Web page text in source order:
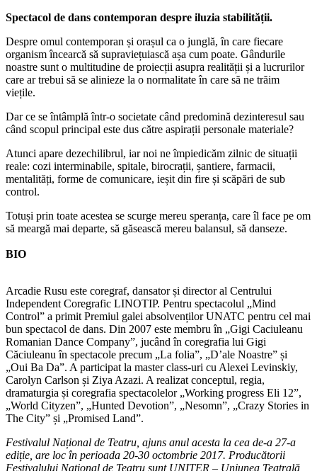
Spectacol de dans contemporan despre iluzia stabilității.
Despre omul contemporan și orașul ca o junglă, în care fiecare
organism încearcă să supraviețuiască așa cum poate. Gândurile
noastre sunt o multitudine de proiecții asupra realității și a lucrurilor
care ar trebui să se alinieze la o normalitate în care să ne trăim
viețile.
Dar ce se întâmplă într-o societate când predomină dezinteresul sau
când scopul principal este dus către aspirații personale materiale?
Atunci apare dezechilibrul, iar noi ne împiedicăm zilnic de situații
reale: cozi interminabile, spitale, birocrații, șantiere, farmacii,
mentalități, forme de comunicare, ieșit din fire și scăpări de sub
control.
Totuși prin toate acestea se scurge mereu speranța, care îl face pe om
să meargă mai departe, să găsească mereu balansul, să danseze.
BIO
Arcadie Rusu este coregraf, dansator și director al Centrului
Independent Coregrafic LINOTIP. Pentru spectacolul „Mind
Control” a primit Premiul galei absolvenților UNATC pentru cel mai
bun spectacol de dans. Din 2007 este membru în „Gigi Caciuleanu
Romanian Dance Company”, jucând în coregrafia lui Gigi
Căciuleanu în spectacole precum „La folia”, „D’ale Noastre” și
„Oui Ba Da”. A participat la master class-uri cu Alexei Levinskiy,
Carolyn Carlson și Ziya Azazi. A realizat conceptul, regia,
dramaturgia și coregrafia spectacolelor „Working progress Eli 12”,
„World Cityzen”, „Hunted Devotion”, „Nesomn”, „Crazy Stories in
The City” și „Promised Land”.
Festivalul Național de Teatru, ajuns anul acesta la cea de-a 27-a
ediție, are loc în perioada 20-30 octombrie 2017. Producătorii
Festivalului Național de Teatru sunt UNITER – Uniunea Teatrală